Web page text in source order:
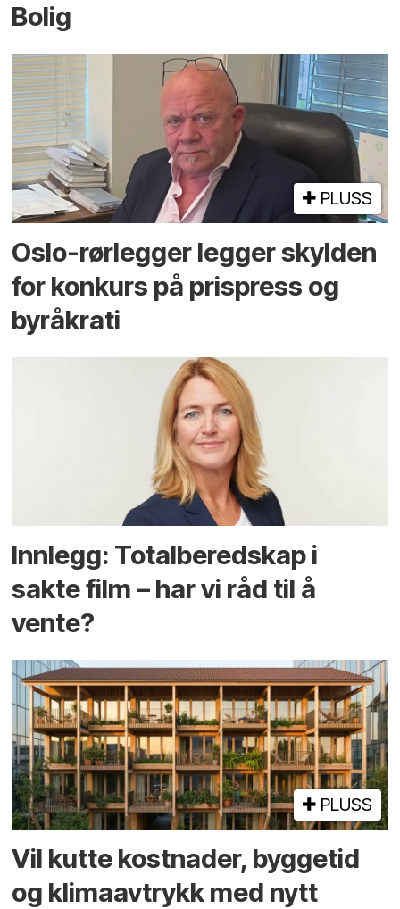
Bolig
PLUSS
Oslo-rørlegger legger skylden
for konkurs på prispress og
byråkrati
Innlegg: Totalberedskap i
sakte film – har vi råd til å
vente?
PLUSS
Vil kutte kostnader, byggetid
og klima­avtrykk med nytt